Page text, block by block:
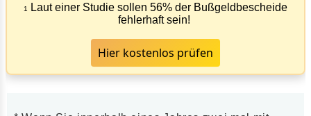
1
Laut einer Studie sollen 56% der Bußgeldbescheide
fehlerhaft sein!
Hier kostenlos prüfen